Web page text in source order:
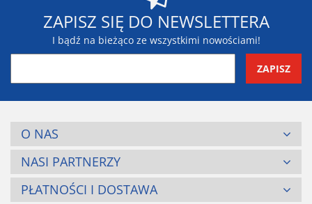
Blaupunkt
ZAPISZ SIĘ DO NEWSLETTERA
I bądź na bieżąco ze wszystkimi nowościami!
O NAS
NASI PARTNERZY
PŁATNOŚCI I DOSTAWA